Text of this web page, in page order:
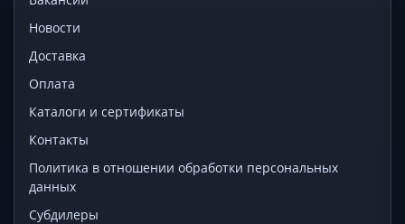
Новости
Доставка
Оплата
Каталоги и сертификаты
Контакты
Политика в отношении обработки персональных
данных
Субдилеры